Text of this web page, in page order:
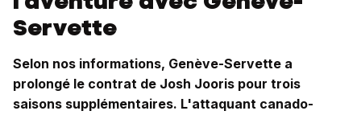
Servette
Selon nos informations, Genève-Servette a
prolongé le contrat de Josh Jooris pour trois
saisons supplémentaires. L'attaquant canado-